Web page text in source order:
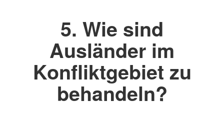
5. Wie sind
Ausländer im
Konfliktgebiet zu
behandeln?